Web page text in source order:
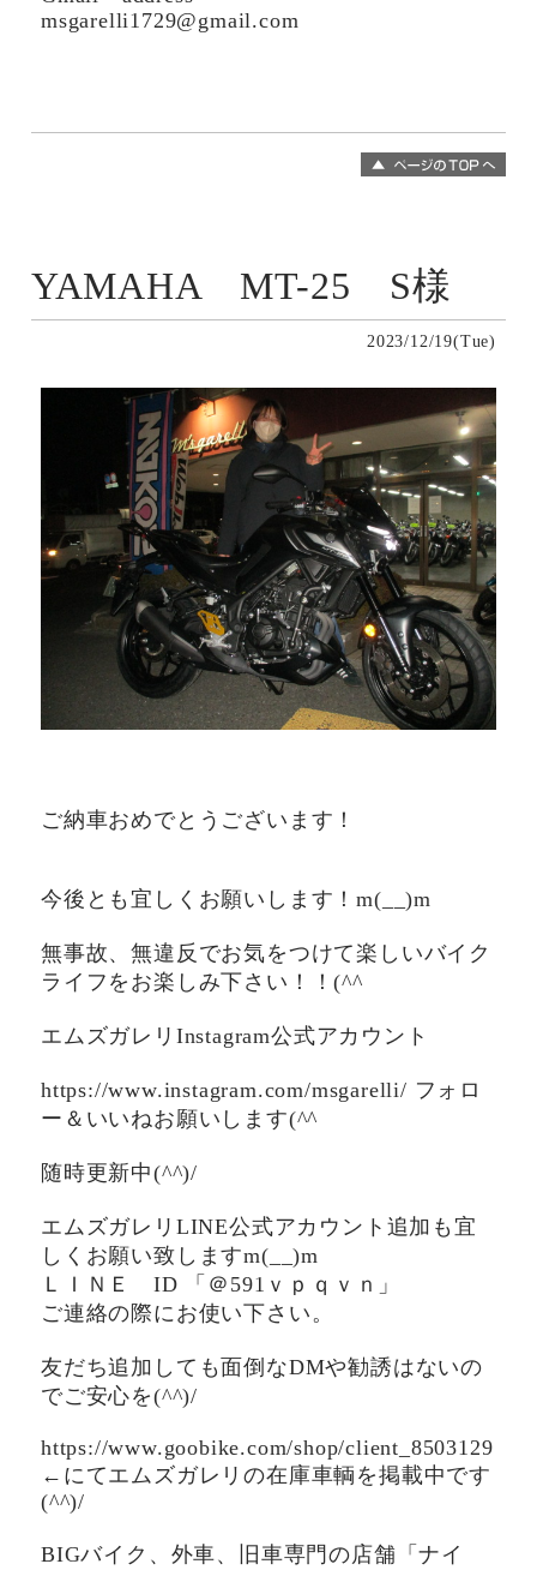
msgarelli1729@gmail.com
YAMAHA MT-25 S様
2023/12/19(Tue)
ご納車おめでとうございます！
今後とも宜しくお願いします！m(__)m
無事故、無違反でお気をつけて楽しいバイク
ライフをお楽しみ下さい！！(^^ゞ
エムズガレリInstagram公式アカウント
https://www.instagram.com/msgarelli/ フォロ
ー＆いいねお願いします(^^ゞ
随時更新中(^^)/
エムズガレリLINE公式アカウント追加も宜
しくお願い致しますm(__)m
ＬＩＮＥ ID 「＠591ｖｐｑｖｎ」
ご連絡の際にお使い下さい。
友だち追加しても面倒なDMや勧誘はないの
でご安心を(^^)/
https://www.goobike.com/shop/client_8503129
←にてエムズガレリの在庫車輌を掲載中です
(^^)/
BIGバイク、外車、旧車専門の店舗「ナイ